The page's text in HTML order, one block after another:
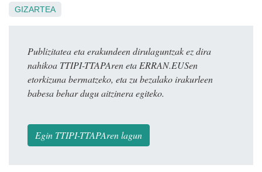
GIZARTEA
Publizitatea eta erakundeen dirulaguntzak ez dira
nahikoa TTIPI-TTAPAren eta ERRAN.EUSen
etorkizuna bermatzeko, eta zu bezalako irakurleen
babesa behar dugu aitzinera egiteko.
Egin TTIPI-TTAPAren lagun